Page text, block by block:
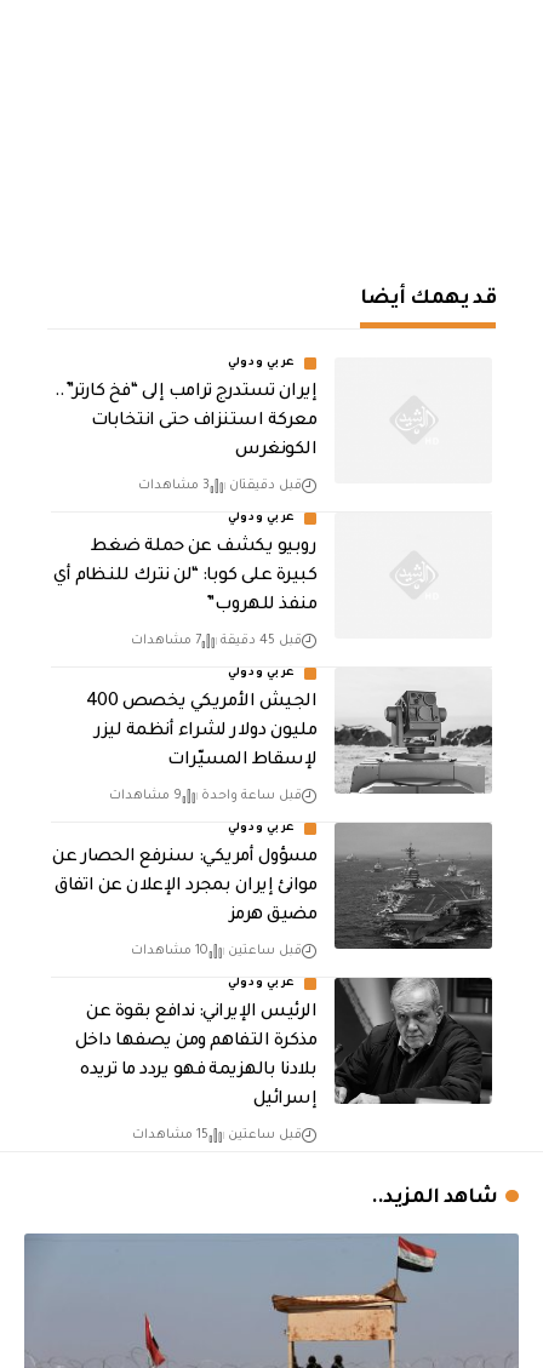
قد يهمك أيضا
عربي ودولي
إيران تستدرج ترامب إلى “فخ كارتر”..
معركة استنزاف حتى انتخابات
الكونغرس
قبل دقيقتان 3 مشاهدات
عربي ودولي
روبيو يكشف عن حملة ضغط
كبيرة على كوبا: “لن نترك للنظام أي
منفذ للهروب”
قبل 45 دقيقة 7 مشاهدات
عربي ودولي
الجيش الأمريكي يخصص 400
مليون دولار لشراء أنظمة ليزر
لإسقاط المسيّرات
قبل ساعة واحدة 9 مشاهدات
عربي ودولي
مسؤول أمريكي: سنرفع الحصار عن
موانئ إيران بمجرد الإعلان عن اتفاق
مضيق هرمز
قبل ساعتين 10 مشاهدات
عربي ودولي
الرئيس الإيراني: ندافع بقوة عن
مذكرة التفاهم ومن يصفها داخل
بلادنا بالهزيمة فهو يردد ما تريده
إسرائيل
قبل ساعتين 15 مشاهدات
شاهد المزيد..